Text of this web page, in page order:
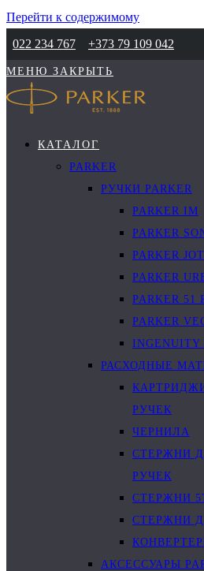
Перейти к содержимому
022 234 767
+373 79 109 042
МЕНЮ ЗАКРЫТЬ
КАТАЛОГ
PARKER
РУЧКИ PARKER
PARKER IM
PARKER
PARKER
PARKER
PARKER 51
PARKER
INGENUITY
РАСХОДНЫЕ
РУЧЕК
ЧЕРНИЛА
СТЕРЖНИ
РУЧЕК
СТЕРЖНИ
СТЕРЖНИ
АКСЕССУАРЫ